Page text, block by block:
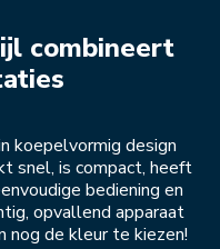
combineert
koepelvormig design
snel, is compact, heeft
bediening en
opvallend apparaat
nog de kleur te kiezen!